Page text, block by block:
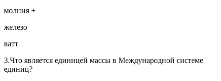
молния +
железо
ватт
3.Что является единицей массы в Международной системе
единиц?